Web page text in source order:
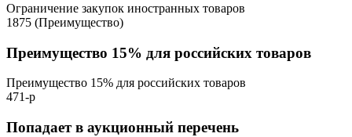
Ограничение закупок иностранных товаров
1875 (Преимущество)
Преимущество 15% для российских товаров
Преимущество 15% для российских товаров
471-р
Попадает в аукционный перечень